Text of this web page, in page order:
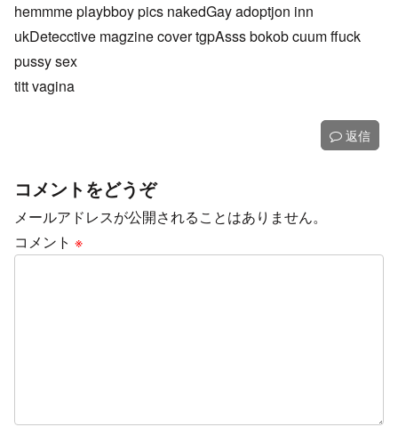
hemmme playbboy pics nakedGay adoptjon inn
ukDetecctive magzine cover tgpAsss bokob cuum ffuck
pussy sex
titt vagina
返信
コメントをどうぞ
メールアドレスが公開されることはありません。
コメント ※